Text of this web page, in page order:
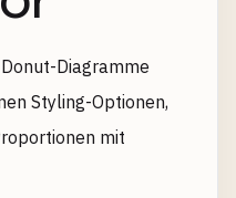
Diagramme
Styling-Optionen,
mit